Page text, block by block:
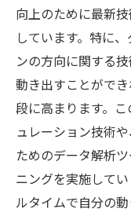
向上のために最新
しています。特に
ンの方向に関する
動き出すことがで
段に高まります。
ュレーション技術
ためのデータ解析
ニングを実施して
ルタイムで自分の